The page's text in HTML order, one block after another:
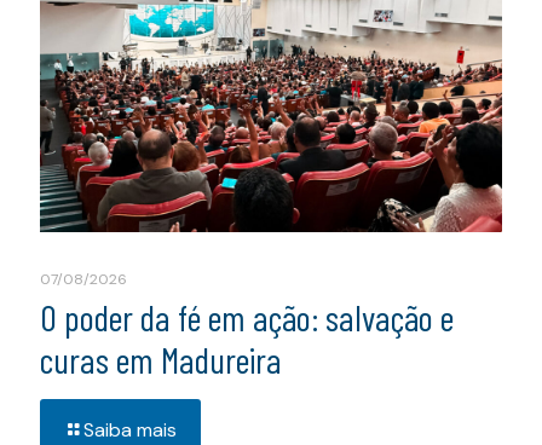
07/08/2026
O poder da fé em ação: salvação e
curas em Madureira
Saiba mais